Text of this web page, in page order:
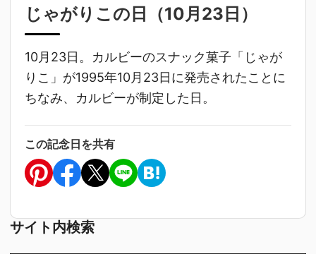
じゃがりこの日（10月23日 ）
10月23日。カルビーのスナック菓子「じゃが
りこ」が1995年10月23日に発売されたことに
ちなみ、カルビーが制定した日。
この記念日を共有
サイト内検索